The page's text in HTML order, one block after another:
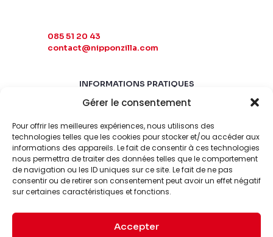
Gérer le consentement
Pour offrir les meilleures expériences, nous utilisons des
technologies telles que les cookies pour stocker et/ou accéder aux
informations des appareils. Le fait de consentir à ces technologies
nous permettra de traiter des données telles que le comportement
de navigation ou les ID uniques sur ce site. Le fait de ne pas
consentir ou de retirer son consentement peut avoir un effet négatif
sur certaines caractéristiques et fonctions.
Accepter
085 51 20 43
contact@nipponzilla.com
INFORMATIONS PRATIQUES
MARDI-SAMEDI
LUNDI-DIMANCHE
FERMÉ